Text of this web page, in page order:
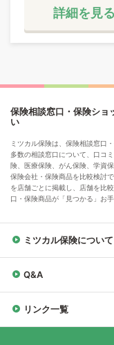
詳細を見る
保険相談窓口・保険ショ
い
ミツカル保険は、保険相談窓口
多数の相談窓口について、口コ
険、医療保険、がん保険、学資
保険会社・保険商品を比較検討
を店舗ごとに掲載し、店舗を比
口・保険商品が「見つかる」お手
ミツカル保険について
Q&A
リンク一覧